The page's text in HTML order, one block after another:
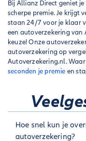
Bij Allianz Direct geniet
scherpe premie. Je krijgt
staan 24/7 voor je klaar
een autoverzekering van
keuze! Onze
autoverzekering op
Autoverzekering.nl.
seconden je premie en
Hoe snel kun je
autoverzekering?